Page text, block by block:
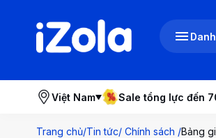
Việt Nam Sale tổng lực đến
Trang chủ/Tin tức/ Chính sách /Bảng